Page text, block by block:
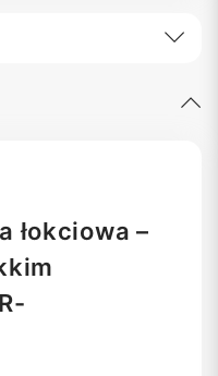
łokciowa –